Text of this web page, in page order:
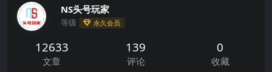
NS头号玩家
等级 永久会员
12633
文章
139
评论
0
收藏